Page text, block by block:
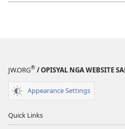
JW.ORG® / OPISYAL NGA WEBSITE
Appearance Settings
Quick Links